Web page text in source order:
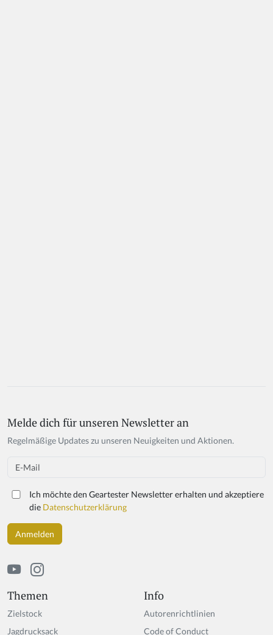
Themen
Zielstock
Jagdrucksack
Info
Autorenrichtlinien
Code of Conduct
Melde dich für unseren Newsletter an
Regelmäßige Updates zu unseren Neuigkeiten und Aktionen.
Email
Ich möchte den Geartester Newsletter erhalten und akzeptiere
die Datenschutzerklärung